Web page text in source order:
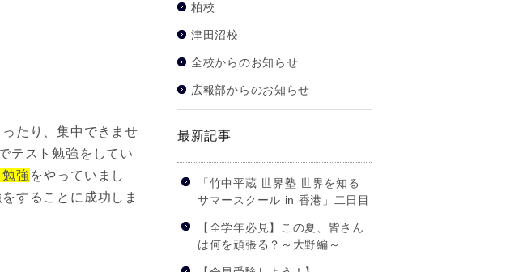
たり、集中できませ
テスト勉強をしてい
強 をやっていまし
することに成功しま
柏校
津田沼校
全校からのお知らせ
広報部からのお知らせ
最新記事
「竹中平蔵 世界塾 世界を知る
サマースクール in 香港」二日目
【全学年必見】この夏、皆さん
は何を頑張る？～大野編～